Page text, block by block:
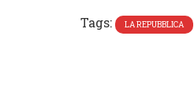
Tags: LA REPUBBLICA